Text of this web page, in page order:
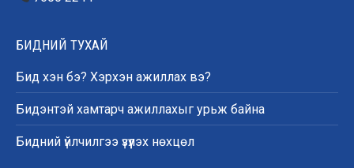
БИДНИЙ ТУХАЙ
Бид хэн бэ? Хэрхэн ажиллах вэ?
Бидэнтэй хамтарч ажиллахыг урьж байна
Бидний үйлчилгээ үзүүлэх нөхцөл